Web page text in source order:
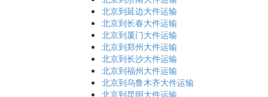
北京到延边大件运输
北京到长春大件运输
北京到厦门大件运输
北京到郑州大件运输
北京到长沙大件运输
北京到福州大件运输
北京到乌鲁木齐大件运输
北京到昆明大件运输